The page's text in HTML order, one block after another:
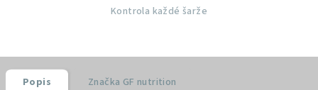
Kontrola každé šarže
Popis Značka GF nutrition